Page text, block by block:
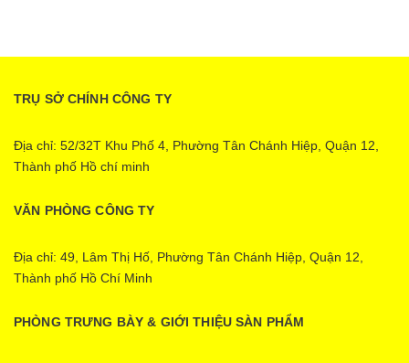
TRỤ SỞ CHÍNH CÔNG TY
Địa chỉ: 52/32T Khu Phố 4, Phường Tân Chánh Hiệp, Quận 12,
Thành phố Hồ chí minh
VĂN PHÒNG CÔNG TY
Địa chỉ: 49, Lâm Thị Hố, Phường Tân Chánh Hiệp, Quận 12,
Thành phố Hồ Chí Minh
PHÒNG TRƯNG BÀY & GIỚI THIỆU SÀN PHẨM